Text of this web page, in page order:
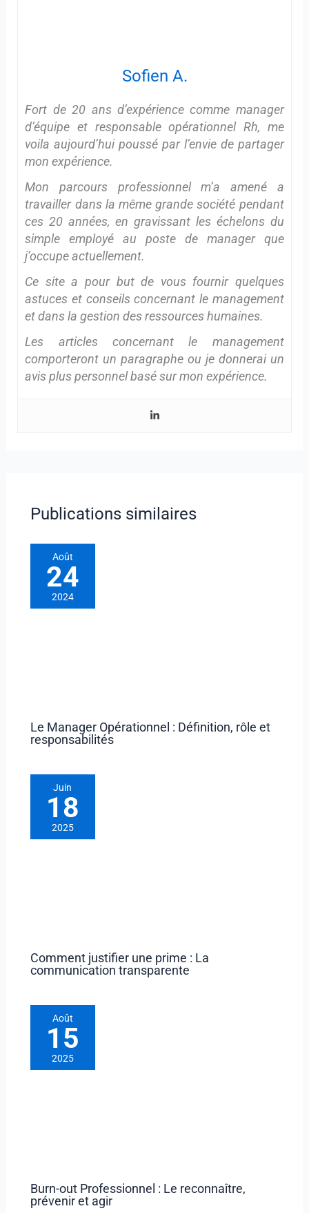
Sofien A.
Fort de 20 ans d’expérience comme manager
d’équipe et responsable opérationnel Rh, me
voila aujourd’hui poussé par l’envie de partager
mon expérience.
Mon parcours professionnel m’a amené a
travailler dans la même grande société pendant
ces 20 années, en gravissant les échelons du
simple employé au poste de manager que
j’occupe actuellement.
Ce site a pour but de vous fournir quelques
astuces et conseils concernant le management
et dans la gestion des ressources humaines.
Les articles concernant le management
comporteront un paragraphe ou je donnerai un
avis plus personnel basé sur mon expérience.
Publications similaires
Août
24
2024
Le Manager Opérationnel : Définition, rôle et
responsabilités
Juin
18
2025
Comment justifier une prime : La
communication transparente
Août
15
2025
Burn-out Professionnel : Le reconnaître,
prévenir et agir